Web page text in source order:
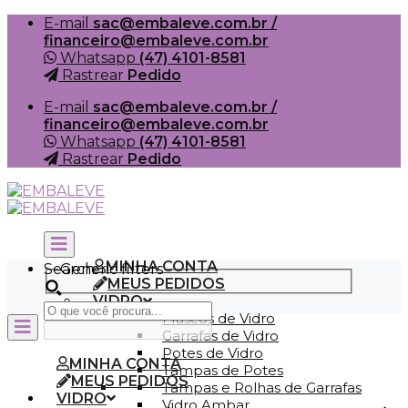
Skip
content
E-mail sac@embaleve.com.br /
financeiro@embaleve.com.br
Whatsapp (47) 4101-8581
Rastrear Pedido
E-mail sac@embaleve.com.br /
financeiro@embaleve.com.br
Whatsapp (47) 4101-8581
Rastrear Pedido
MINHA CONTA
MEUS PEDIDOS
VIDRO
Frascos de Vidro
Garrafas de Vidro
Potes de Vidro
Tampas de Potes
Tampas e Rolhas de Garrafas
Search
Generic filters
MINHA CONTA
MEUS PEDIDOS
VIDRO